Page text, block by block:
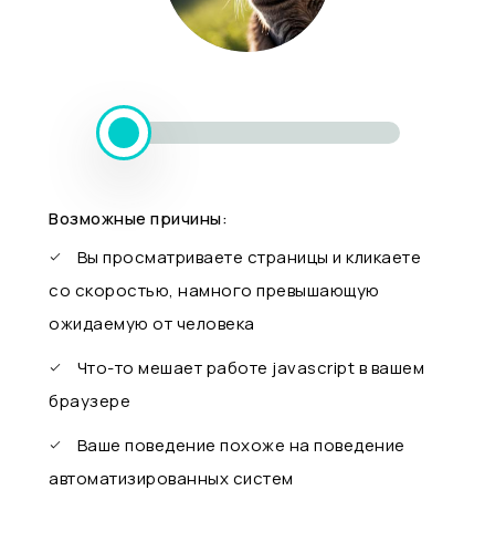
Возможные причины:
Вы просматриваете страницы и кликаете
со скоростью, намного превышающую
ожидаемую от человека
Что-то мешает работе javascript в вашем
браузере
Ваше поведение похоже на поведение
автоматизированных систем